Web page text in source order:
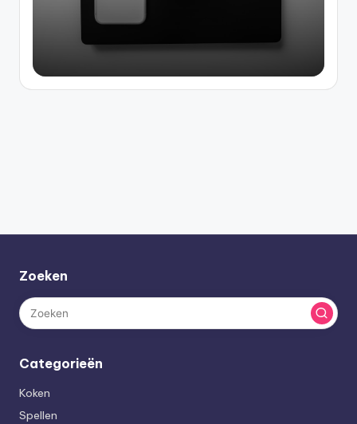
Zoeken
Categorieën
Koken
Spellen